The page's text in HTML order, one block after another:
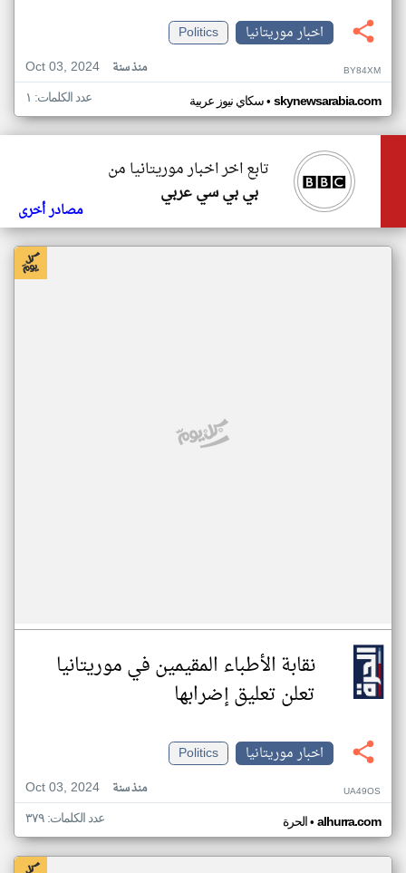
اخبار موريتانيا
Politics
Oct 03, 2024
منذ سنة BY84XM
سكاي نيوز عربية• skynewsarabia.com عدد الكلمات: ١
تابع اخر اخبار موريتانيا من
بي بي سي عربي
مصادر أخرى
نقابة الأطباء المقيمين في موريتانيا
تعلن تعليق إضرابها
اخبار موريتانيا
Politics
Oct 03, 2024
منذ سنة UA49OS
الحرة• alhurra.com عدد الكلمات: ٣٧٩